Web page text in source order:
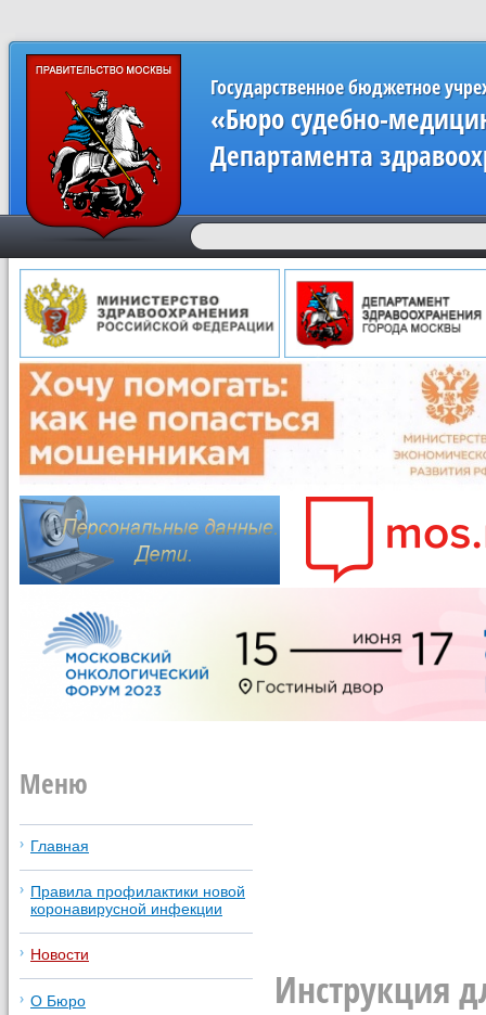
Государственное бюджетное
«Бюро судебно-
Департамента
Инструкция
Меню
Главная
Правила профилактики новой
коронавирусной инфекции
Новости
О Бюро